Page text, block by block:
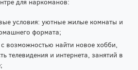
условия: уютные жилые комнаты и
формата;
возможностью найти новое хобби,
телевидения и интернета, занятий в